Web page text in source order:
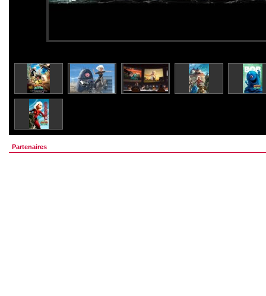
Partenaires